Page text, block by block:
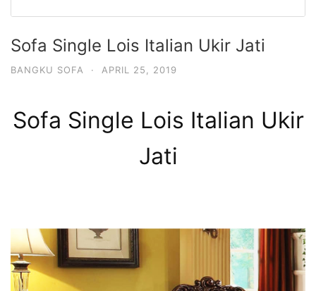
Sofa Single Lois Italian Ukir Jati
BANGKU SOFA · APRIL 25, 2019
Sofa Single Lois Italian Ukir
Jati